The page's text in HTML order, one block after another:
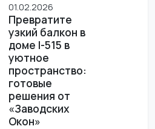
01.02.2026
Превратите
узкий балкон в
доме I-515 в
уютное
пространство:
готовые
решения от
«Заводских
Окон»